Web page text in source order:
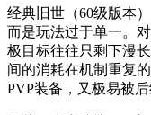
经典旧世（60级版本
而是玩法过于单一。
极目标往往只剩下漫
间的消耗在机制重复
PVP装备，又极易被